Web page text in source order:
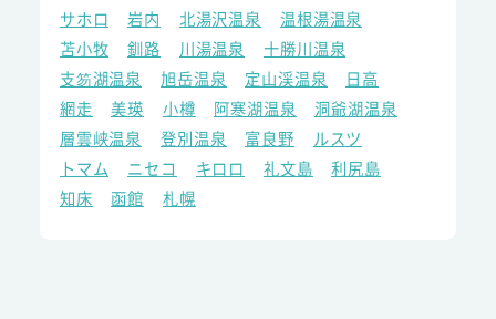
サホロ
岩内 北湯沢温泉
温根湯温泉
苫小牧
釧路 川湯温泉
十勝川温泉
支笏湖温泉
旭岳温泉 定山渓温泉
日高
網走
美瑛 小樽 阿寒湖温泉
洞爺湖温泉
層雲峡温泉
登別温泉 富良野
ルスツ
トマム
ニセコ キロロ 礼文島
利尻島
知床
函館 札幌